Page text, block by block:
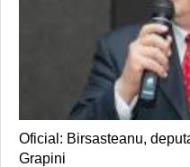
Oficial: Birsasteanu,
Grapini